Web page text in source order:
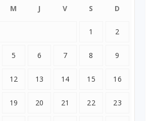
M J V S D
1 2
5 6 7 8 9
12 13 14 15 16
19 20 21 22 23